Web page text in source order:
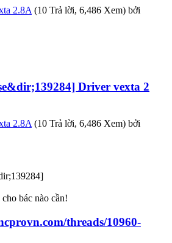
2.8A (10 Trả lời, 6,486 Xem) bởi
Driver vexta 2
2.8A (10 Trả lời, 6,486 Xem) bởi
bác nào cần!
threads/10960-